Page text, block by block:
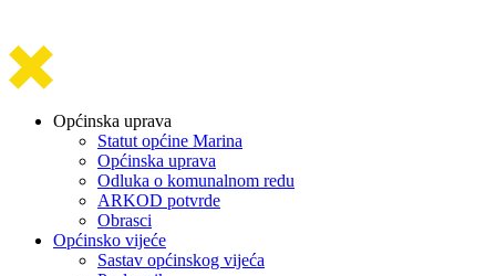
Općinska uprava
Statut općine Marina
Općinska uprava
Odluka o komunalnom redu
ARKOD potvrde
Obrasci
Općinsko vijeće
Sastav općinskog vijeća